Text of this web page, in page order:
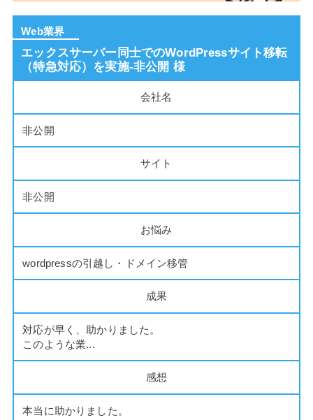
Web業界
エックスサーバー同士でのWordPressサイト移転
（特急対応）を実施-非公開 様
会社名
非公開
サイト
非公開
お悩み
wordpressの引越し・ドメイン移管
成果
対応が早く、助かりました。
このような業...
感想
本当に助かりました。